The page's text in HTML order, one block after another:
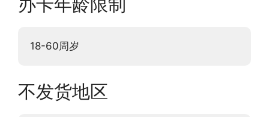
18-60周岁
不发货地区